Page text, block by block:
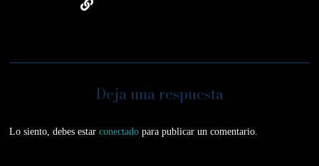
Deja una respuesta
Lo siento, debes estarconectado para publicar un comentario.